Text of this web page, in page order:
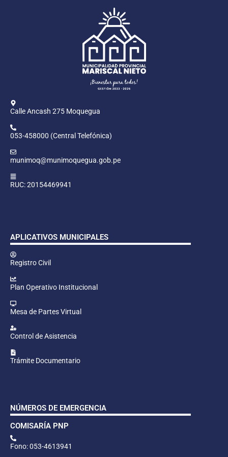
Calle Ancash 275 Moquegua
053-458000 (Central Telefónica)
munimoq@munimoquegua.gob.pe
RUC: 20154469941
APLICATIVOS MUNICIPALES
Registro Civil
Plan Operativo Institucional
Mesa de Partes Virtual
Control de Asistencia
Trámite Documentario
NÚMEROS DE EMERGENCIA
COMISARÍA PNP
Fono: 053-4613941